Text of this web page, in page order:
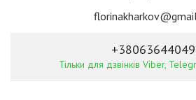
Тільки для дзвінків Viber,